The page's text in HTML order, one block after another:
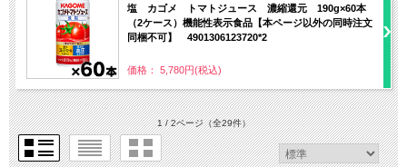
塩 カゴメ トマトジュース 濃縮還元 190g×60本
（2ケース）機能性表示食品【本ページ以外の同時注文
同梱不可】 4901306123720*2
価格： 5,780円(税込)
1 / 2ページ（全29件）